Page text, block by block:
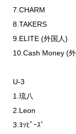
7.CHARM
8.TAKERS
9.ELITE (外国人)
10.Cash Money (
U-3
1.琉八
2.Leon
3.ﾖｯﾋﾟｰｽﾞ